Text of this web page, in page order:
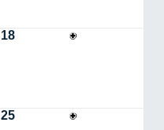
18
25